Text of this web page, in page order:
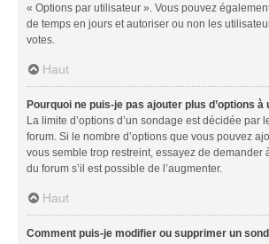
« Options par utilisateur ». Vous pouvez
de temps en jours et autoriser ou non les
votes.
Haut
Pourquoi ne puis-je pas ajouter plus d’options à
La limite d’options d’un sondage est décidée par
forum. Si le nombre d’options que vous pouvez
vous semble trop restreint, essayez de demander
du forum s’il est possible de l’augmenter.
Haut
Comment puis-je modifier ou supprimer un